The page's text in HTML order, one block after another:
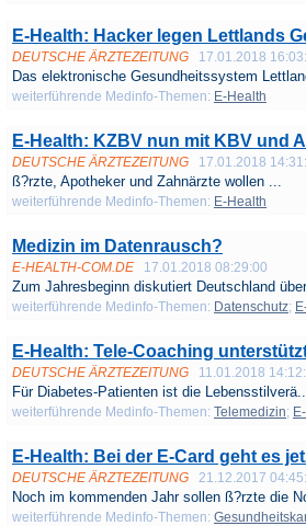
E-Health: Hacker legen Lettlands
DEUTSCHE ÄRZTEZEITUNG 17.01.2018
Das elektronische Gesundheitssystem
weiterführende Medinfo-Themen: E-Health
E-Health: KZBV nun mit KBV und
DEUTSCHE ÄRZTEZEITUNG 17.01.2018
ß?rzte, Apotheker und Zahnärzte wollen ...
weiterführende Medinfo-Themen: E-Health
Medizin im Datenrausch?
E-HEALTH-COM.DE 17.01.2018 08:29:00
Zum Jahresbeginn diskutiert Deutschland
weiterführende Medinfo-Themen: Datenschutz;
E-Health: Tele-Coaching
DEUTSCHE ÄRZTEZEITUNG 11.01.2018
Für Diabetes-Patienten ist die
weiterführende Medinfo-Themen: Telemedizin;
E-Health: Bei der E-Card geht es
DEUTSCHE ÄRZTEZEITUNG 21.12.2017
Noch im kommenden Jahr sollen ß?rzte die
weiterführende Medinfo-Themen: